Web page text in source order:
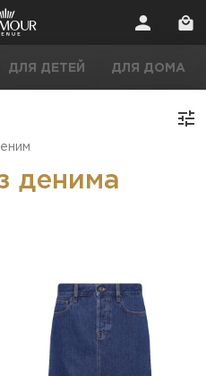
ДЛЯ ДЕТЕЙ ДЛЯ ДОМА
денима